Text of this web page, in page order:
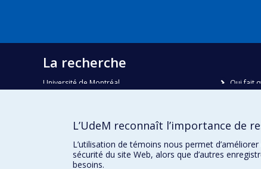
La recherche
Université de Montréal
Courriel:recherche@umontreal.ca
Qui fait
Plan du
L’UdeM reconnaît l’importance de
L’utilisation de témoins nous permet
sécurité du site Web, alors que d’autres
besoins.